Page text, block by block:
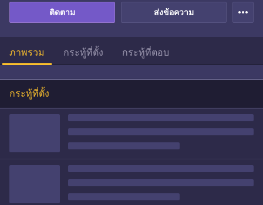
ส่งข้อความ
ติดตาม more_horiz
ภาพรวม กระทู้ที่ตั้ง กระทู้ที่ตอบ
กระทู้ที่ตั้ง